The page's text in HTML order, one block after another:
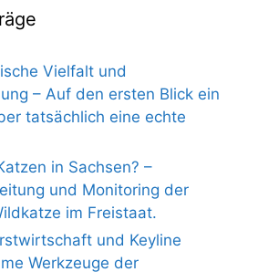
Vielfalt und
– Auf den ersten Blick ein
tatsächlich eine echte
in Sachsen? –
und Monitoring der
im Freistaat.
und Keyline
Werkzeuge der